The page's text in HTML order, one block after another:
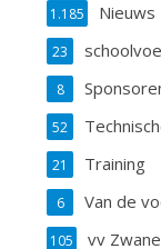
Nieuws
1.185
23
8
52
Training
21
Van de
6
vv
105